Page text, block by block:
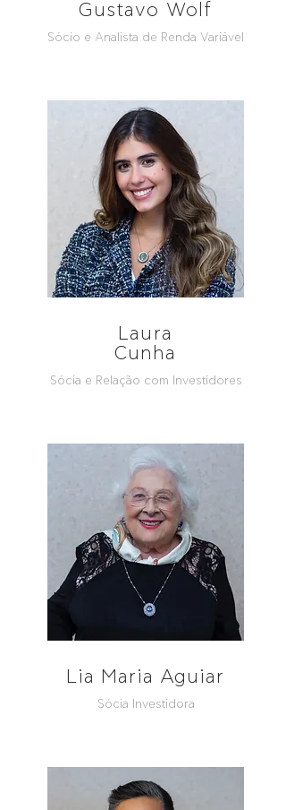
Gustavo Wolf
Sócio e Analista de Renda Variável
Laura
Cunha
Sócia e Relação com Investidores
Lia Maria Aguiar
Sócia Investidora